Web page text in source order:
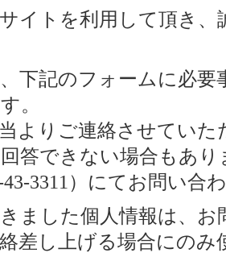
イトを利用して頂き
下記のフォームに必要
。
よりご連絡させていた
答できない場合もあ
43-3311）にてお問い合
ました個人情報は、
差し上げる場合にのみ